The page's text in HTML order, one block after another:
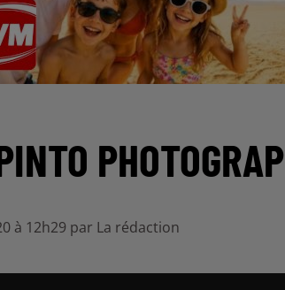
à 12h29 par La rédaction